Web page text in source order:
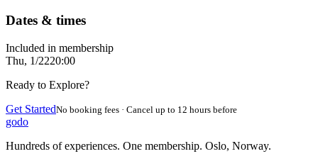
Dates & times
Included in membership
Thu, 1/2220:00
Ready to Explore?
Get StartedNo booking fees · Cancel up to 12 hours before
godo
Hundreds of experiences. One membership. Oslo, Norway.